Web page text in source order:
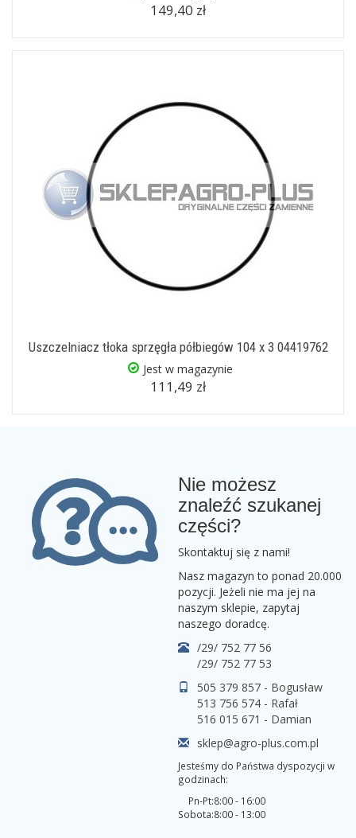
149,40 zł
Uszczelniacz tłoka sprzęgła półbiegów 104 x 3 04419762
Jest w magazynie
111,49 zł
Nie możesz
znaleźć szukanej
części?
Skontaktuj się z nami!
Nasz magazyn to ponad 20.000
pozycji. Jeżeli nie ma jej na
naszym sklepie, zapytaj
naszego doradcę.
/29/ 752 77 56
/29/ 752 77 53
505 379 857 - Bogusław
513 756 574 - Rafał
516 015 671 - Damian
sklep@agro-plus.com.pl
Jesteśmy do Państwa dyspozycji w
godzinach:
Pn-Pt:
Sobota:
8:00 - 16:00
8:00 - 13:00